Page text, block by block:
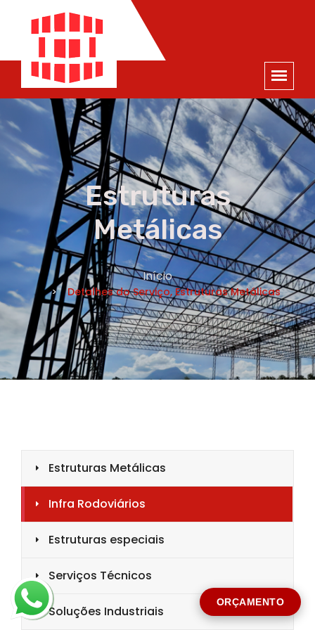
ORÇAMENTO
×
ORÇAMENTO
NOME *
E-MAIL *
TELEFONE *
CIDADE *
MENSAGEM *
Solicitar Orçamento